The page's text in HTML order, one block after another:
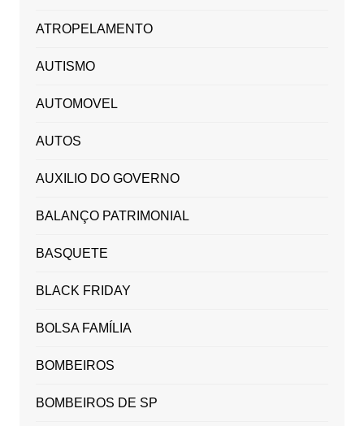
ATROPELAMENTO
AUTISMO
AUTOMOVEL
AUTOS
AUXILIO DO GOVERNO
BALANÇO PATRIMONIAL
BASQUETE
BLACK FRIDAY
BOLSA FAMÍLIA
BOMBEIROS
BOMBEIROS DE SP